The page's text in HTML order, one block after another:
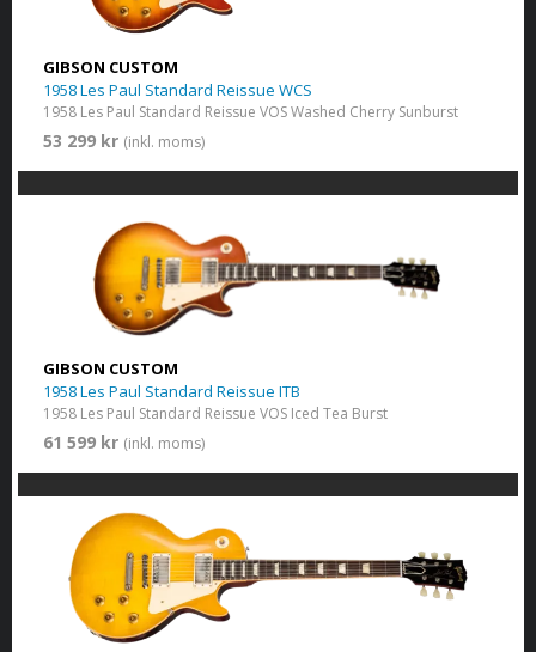
GIBSON CUSTOM
1958 Les Paul Standard Reissue WCS
1958 Les Paul Standard Reissue VOS Washed Cherry Sunburst
53 299 kr (inkl. moms)
GIBSON CUSTOM
1958 Les Paul Standard Reissue ITB
1958 Les Paul Standard Reissue VOS Iced Tea Burst
61 599 kr (inkl. moms)